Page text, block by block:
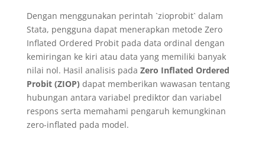
Dengan menggunakan perintah `zioprobit` dalam
Stata, pengguna dapat menerapkan metode Zero
Inflated Ordered Probit pada data ordinal dengan
kemiringan ke kiri atau data yang memiliki banyak
nilai nol. Hasil analisis pada Zero Inflated Ordered
Probit (ZIOP) dapat memberikan wawasan tentang
hubungan antara variabel prediktor dan variabel
respons serta memahami pengaruh kemungkinan
zero-inflated pada model.